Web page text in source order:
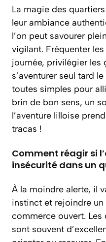
La magie des
leur ambiance
l’on peut savourer
vigilant. Fréquenter
journée, privilégier les
s’aventurer seul tard
toutes simples pour
brin de bon sens, un
l’aventure lilloise
tracas !
Comment réagir si
insécurité dans un
À la moindre alerte, il
instinct et rejoindre
commerce ouvert.
sont souvent